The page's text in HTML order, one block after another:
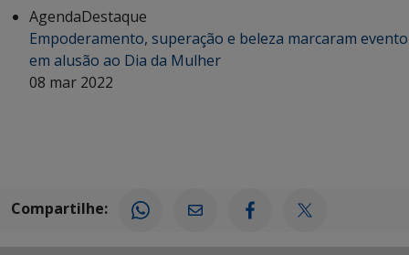
AgendaDestaque
Empoderamento, superação e beleza marcaram evento
em alusão ao Dia da Mulher
08 mar 2022
Compartilhe: